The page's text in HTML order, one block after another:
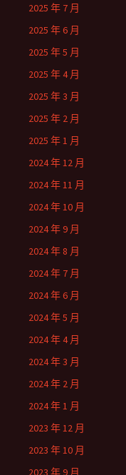
2025 年 7 月
2025 年 6 月
2025 年 5 月
2025 年 4 月
2025 年 3 月
2025 年 2 月
2025 年 1 月
2024 年 12 月
2024 年 11 月
2024 年 10 月
2024 年 9 月
2024 年 8 月
2024 年 7 月
2024 年 6 月
2024 年 5 月
2024 年 4 月
2024 年 3 月
2024 年 2 月
2024 年 1 月
2023 年 12 月
2023 年 10 月
2023 年 9 月